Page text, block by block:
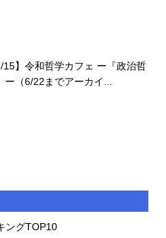
15】令和哲学カフェ ー『政治哲
ー（6/22までアーカイ...
ングTOP10